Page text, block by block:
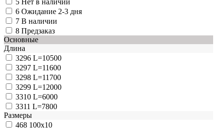
5 Нет в наличии
6 Ожидание 2-3 дня
7 В наличии
8 Предзаказ
Основные
Длина
3296 L=10500
3297 L=11600
3298 L=11700
3299 L=12000
3310 L=6000
3311 L=7800
Размеры
468 100x10